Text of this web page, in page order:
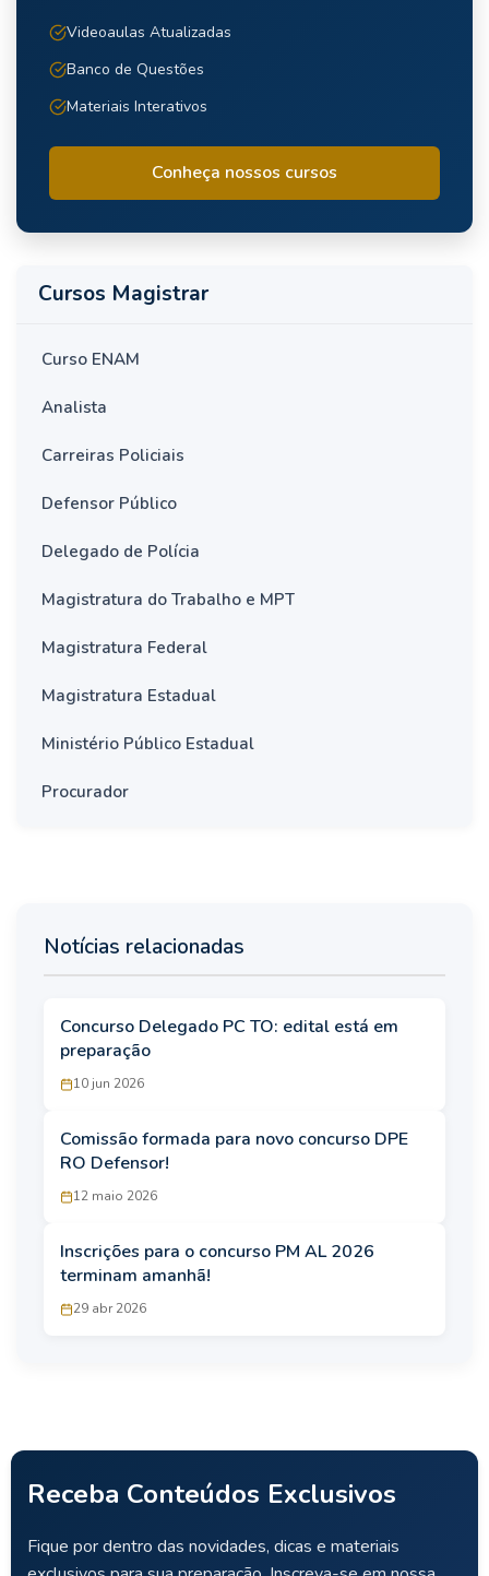
Videoaulas Atualizadas
Banco de Questões
Materiais Interativos
Conheça nossos cursos
Cursos Magistrar
Curso ENAM
Analista
Carreiras Policiais
Defensor Público
Delegado de Polícia
Magistratura do Trabalho e MPT
Magistratura Federal
Magistratura Estadual
Ministério Público Estadual
Procurador
Notícias relacionadas
Concurso Delegado PC TO: edital está em
preparação
10 jun 2026
Comissão formada para novo concurso DPE
RO Defensor!
12 maio 2026
Inscrições para o concurso PM AL 2026
terminam amanhã!
29 abr 2026
Receba Conteúdos Exclusivos
Fique por dentro das novidades, dicas e materiais